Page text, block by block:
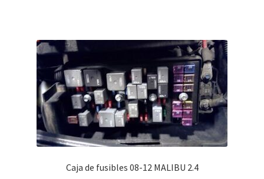
Caja de fusibles 08-12 MALIBU 2.4